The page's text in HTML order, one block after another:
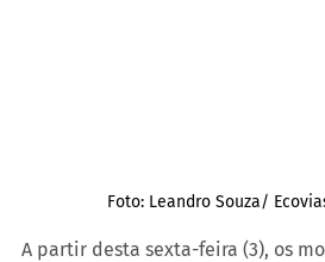
Foto: Leandro Souza/
A partir desta sexta-feira (3), os